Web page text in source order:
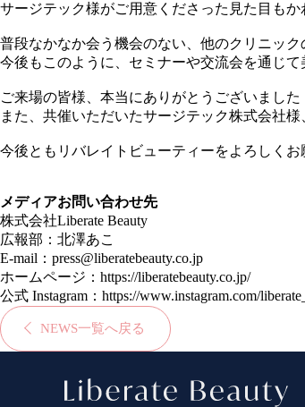
サージテック様がご用意くださった見た目も
普段なかなか会う機会のない、他のクリニッ
今後もこのように、セミナーや交流会を通じ
ご来場の皆様、本当にありがとうございました
また、共催いただいたサージテック株式会社
今後ともリバレイトビューティーをよろしくお
メディアお問い合わせ先
株式会社Liberate Beauty
広報部：北澤あこ
E-mail： press@liberatebeauty.co.jp
ホームページ： https://liberatebeauty.co.jp/
公式 Instagram： https://www.instagram.com/
NEWS一覧へ戻る